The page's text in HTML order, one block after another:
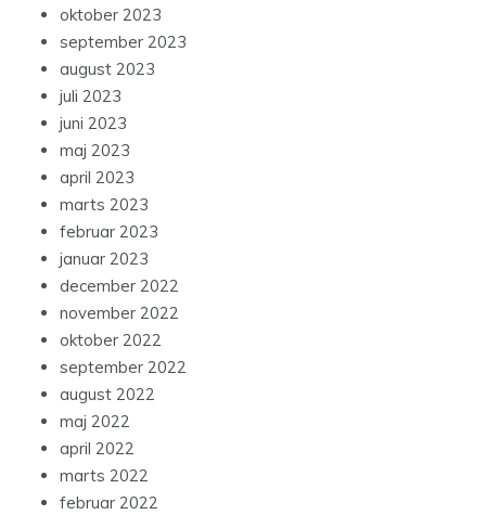
oktober 2023
september 2023
august 2023
juli 2023
juni 2023
maj 2023
april 2023
marts 2023
februar 2023
januar 2023
december 2022
november 2022
oktober 2022
september 2022
august 2022
maj 2022
april 2022
marts 2022
februar 2022